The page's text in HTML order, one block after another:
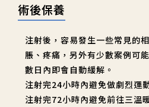
術後保養
注射後，容易發生一些常見的
脹、疼痛，另外有少數案例可
數日內即會自動緩解。
注射完24小時內避免做劇烈運
注射完72小時內避免前往三溫